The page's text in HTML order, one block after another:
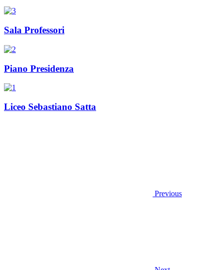
Sala Professori
Piano Presidenza
Liceo Sebastiano Satta
Previous